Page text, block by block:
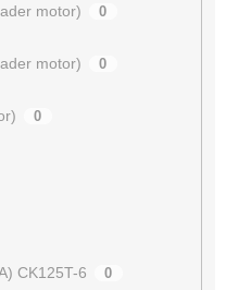
motor) 0
motor) 0
0
CK125T-6 0